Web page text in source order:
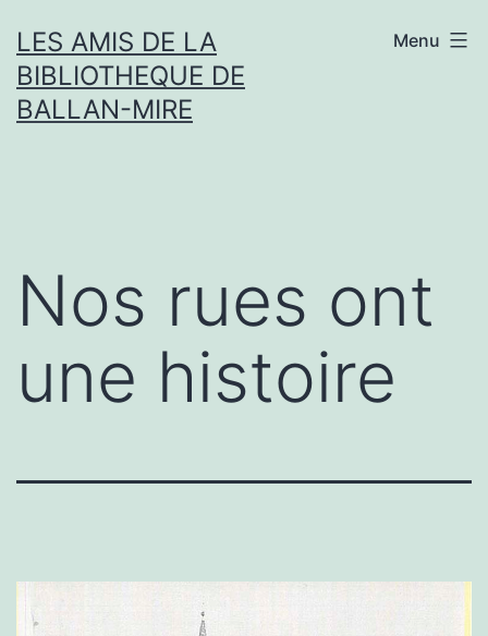
au
contenu
LES AMIS DE LA
BIBLIOTHEQUE DE
BALLAN-MIRE
Menu
Nos rues ont
une histoire